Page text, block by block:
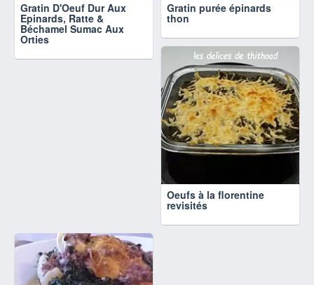
Gratin D'Oeuf Dur Aux
Epinards, Ratte &
Béchamel Sumac Aux
Orties
Gratin purée épinards
thon
Oeufs à la florentine
revisités